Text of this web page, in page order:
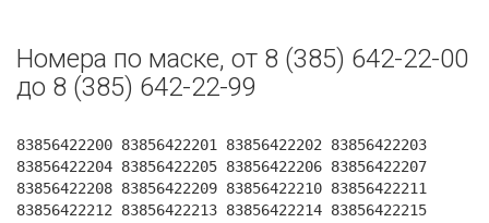
Номера по маске, от 8 (385) 642-22-00
до 8 (385) 642-22-99
83856422200 83856422201 83856422202 83856422203
83856422204 83856422205 83856422206 83856422207
83856422208 83856422209 83856422210 83856422211
83856422212 83856422213 83856422214 83856422215